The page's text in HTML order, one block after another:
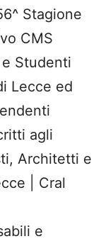
Stagione
CMS
Studenti
Lecce ed
agli
Architetti e
| Cral
e